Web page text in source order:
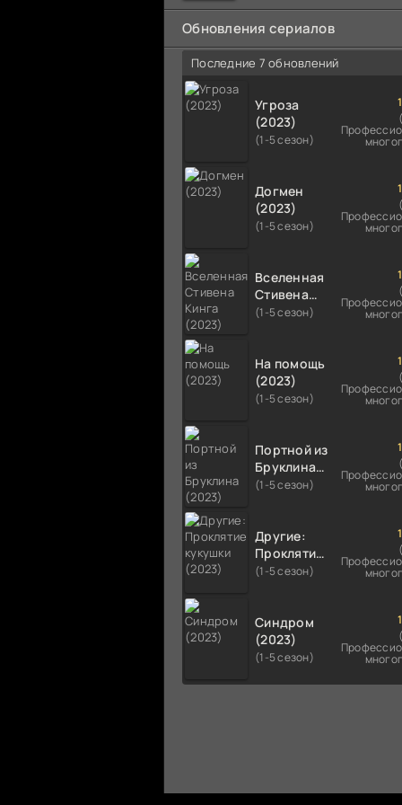
намного
Обновления сериалов
Последние 7 обновлений
Угроза
(2023)
(1-5 сезон)
Догмен
(2023)
(1-5 сезон)
Вселенная
Стивена
Кинга
(1-5 сезон)
На помощь
(2023)
(1-5 сезон)
Портной из
Бруклина
(2023)
(1-5 сезон)
Другие:
Проклятие
кукушки
(1-5 сезон)
Синдром
(2023)
(1-5 сезон)